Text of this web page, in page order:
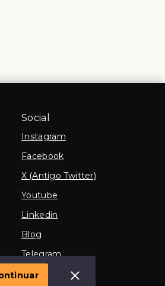
Social
Instagram
Facebook
X (Antigo Twitter)
Youtube
Linkedin
Blog
Telegram
TikTok